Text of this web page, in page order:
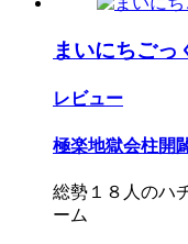
まいにちごっ
レビュー
極楽地獄会柱開
総勢１８人のハ
ーム